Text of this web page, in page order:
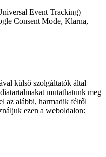
Event Tracking)
Consent Mode, Klarna,
külső szolgáltatók által
mutathatunk meg
az alábbi, harmadik féltől
ezen a weboldalon: